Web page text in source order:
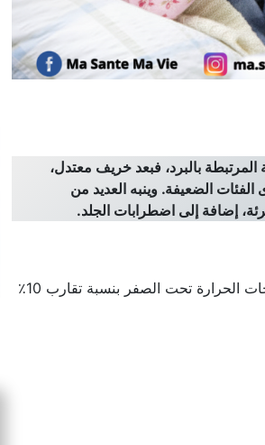
بالبرد، فبعد خريف معتدل،
الضعيفة. وينبه العديد من
إضافة إلى اضطرابات الجلد.
، يمكن أن تزيد درجات الحرارة تحت الصفر بنسبة تقارب 10٪